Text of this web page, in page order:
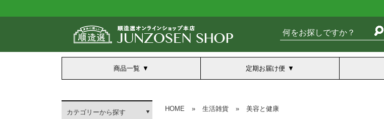
商品一覧 定期お届け便
カテゴリーから探す HOME » 生活雑貨 » 美容と健康